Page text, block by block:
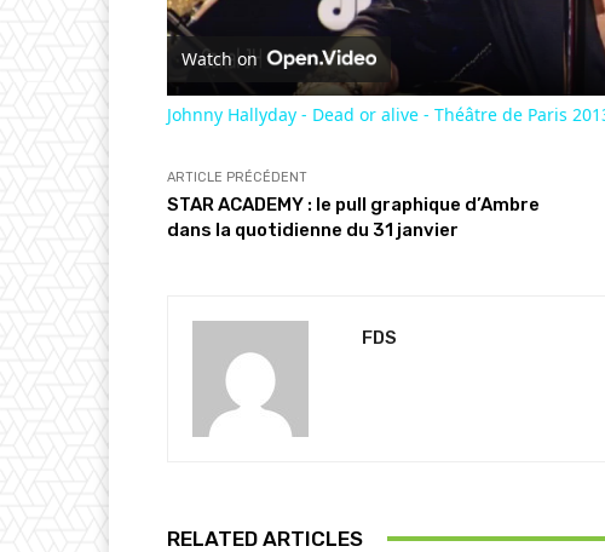
Watch on
Johnny Hallyday - Dead or alive - Théâtre de Paris
ARTICLE PRÉCÉDENT
STAR ACADEMY : le pull graphique d’Ambre
dans la quotidienne du 31 janvier
FDS
RELATED ARTICLES